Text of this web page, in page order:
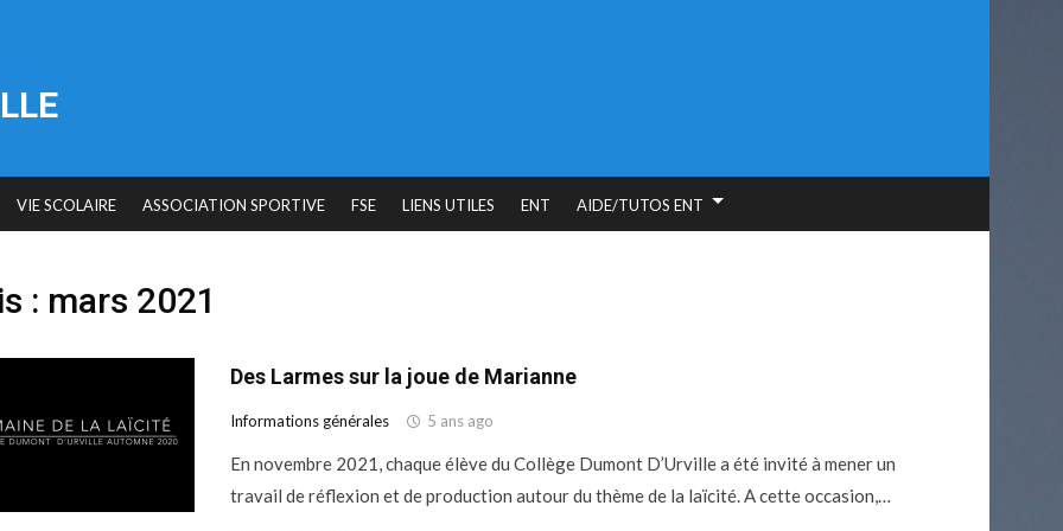
VIE SCOLAIRE ASSOCIATION SPORTIVE FSE LIENS UTILES ENT AIDE/TUTOS ENT
: mars 2021
Des Larmes sur la joue de Marianne
Informations générales 5 ans ago
En novembre 2021, chaque élève du Collège Dumont D’Urville a été invité à mener un
travail de réflexion et de production autour du thème de la laïcité. A cette occasion,…